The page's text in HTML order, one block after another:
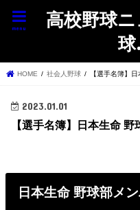
高校野球
menu
HOME 社会人野球 【選手名簿】
2023.01.01
【選手名簿】日本生命
日本生命 野球部メ